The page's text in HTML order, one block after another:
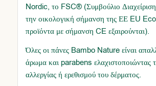
Nordic, το FSC® (Συμβούλιο
την οικολογική σήμανση της ΕΕ EU
προϊόντα με σήμανση CE εξαιρούνται).
Όλες οι πάνες Bambo Nature είναι
άρωμα και parabens ελαχιστοποιώντας
αλλεργίας ή ερεθισμού του δέρματος.